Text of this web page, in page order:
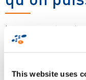
This website uses
Le consommateur
autonome et il
consommateurs